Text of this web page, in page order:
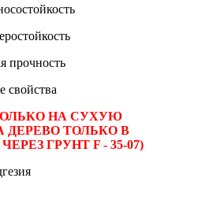
НА СУХУЮ
ДЕРЕВО ТОЛЬКО В
ГРУНТ F - 35-07)